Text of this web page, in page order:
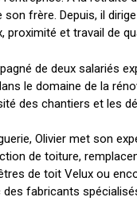
son frère. Depuis, il
proximité et travail de
de deux salariés
le domaine de la
des chantiers et les
Olivier met son
de toiture,
de toit Velux ou
fabricants